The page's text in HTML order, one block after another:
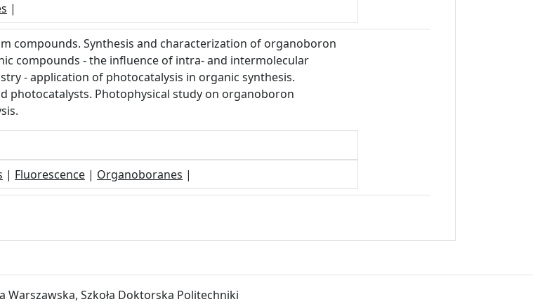
|
compounds. Synthesis and characterization of organoboron
compounds - the influence of intra- and intermolecular
- application of photocatalysis in organic synthesis.
photocatalysts. Photophysical study on organoboron
| Fluorescence | Organoboranes |
Warszawska, Szkoła Doktorska Politechniki